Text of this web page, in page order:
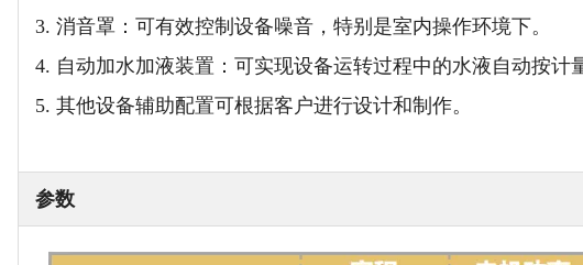
3. 消音罩：可有效控制设备噪音，特别是室内操作环境下。
4. 自动加水加液装置：可实现设备运转过程中的水液自动按计
5. 其他设备辅助配置可根据客户进行设计和制作。
参数